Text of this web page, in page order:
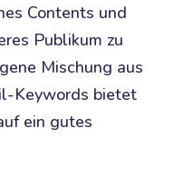
Contents und
Publikum zu
Mischung aus
Keywords bietet
ein gutes